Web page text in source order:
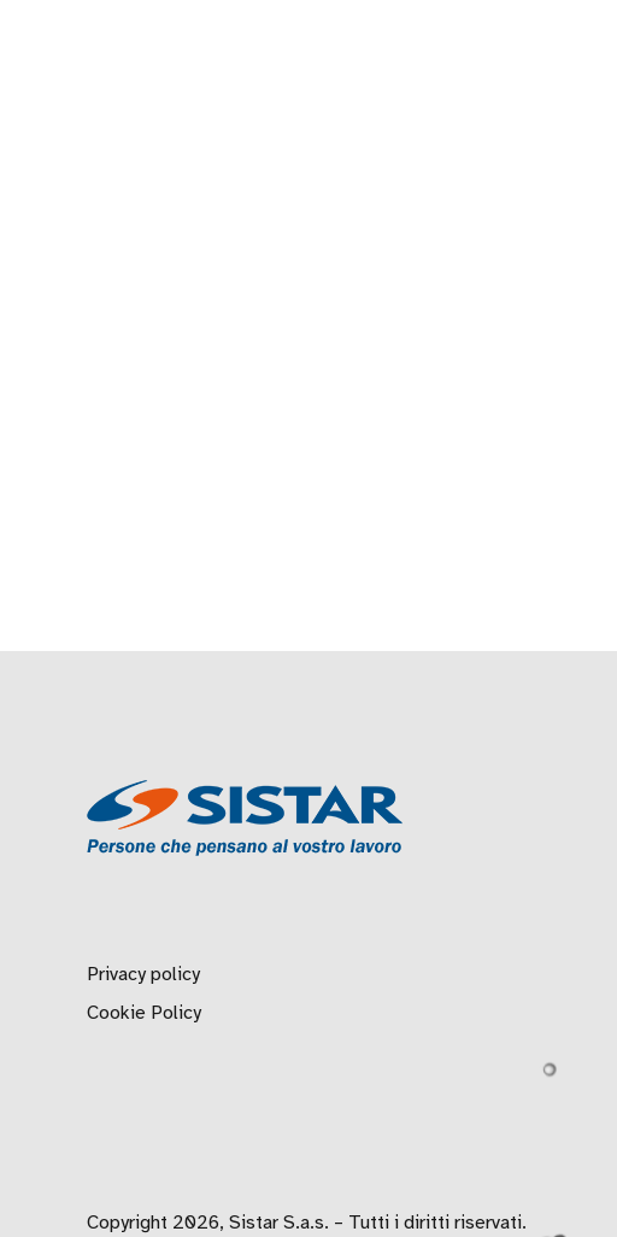
Privacy policy
Cookie Policy
Copyright 2026, Sistar S.a.s. – Tutti i diritti riservati.